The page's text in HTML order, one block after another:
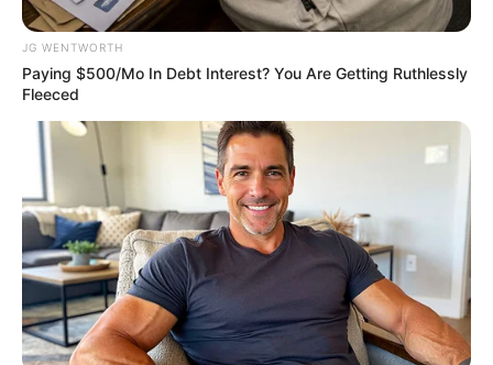
The Best Tarantino Movie Yet
BRAINBERRIES
JG WENTWORTH
Paying $500/Mo In Debt Interest? You Are Getting Ruthlessly
Fleeced